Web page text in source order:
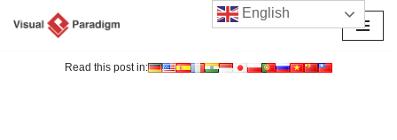
Read this post in:
English